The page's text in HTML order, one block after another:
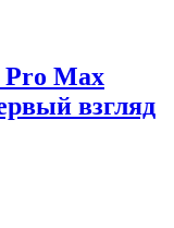
Pro Max
взгляд